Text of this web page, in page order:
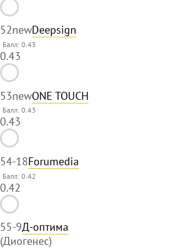
52newDeepsign
Балл: 0.43
0.43
53newONE TOUCH
Балл: 0.43
0.43
54-18Forumedia
Балл: 0.42
0.42
55-9Д-оптима
(Диогенес)